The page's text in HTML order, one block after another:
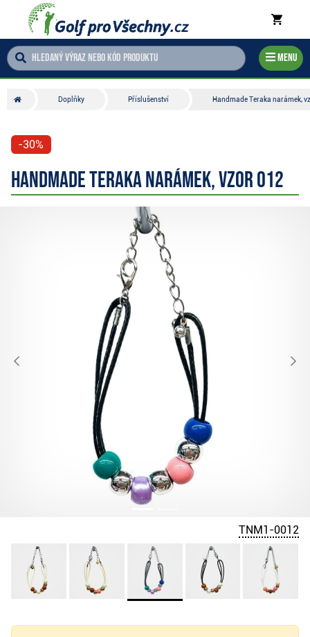
Menu
Doplňky Příslušenství Handmade Teraka narámek,
-30%
Handmade Teraka narámek, vzor 012
TNM1-0012